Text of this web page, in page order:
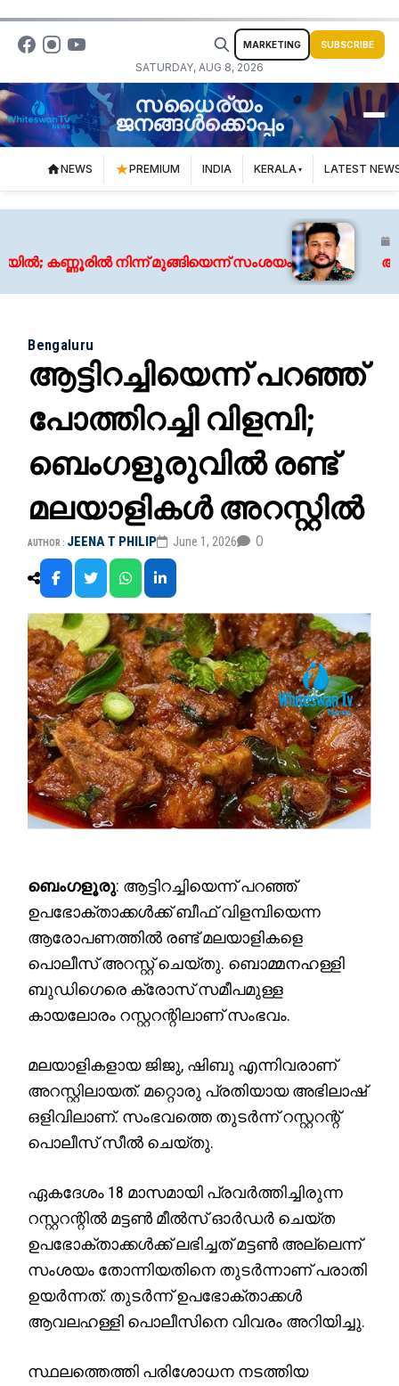
SATURDAY, AUG 8, 2026
MARKETING SUBSCRIBE
സധൈര്യം
ജനങ്ങൾക്കൊപ്പം
NEWS PREMIUM INDIA KERALA LATEST
നിന്ന് മുങ്ങിയെന്ന് സംശയം
Bengaluru
ആട്ടിറച്ചിയെന്ന് പറഞ്ഞ്
പോത്തിറച്ചി വിളമ്പി;
ബെംഗളൂരുവില്‍ രണ്ട്
മലയാളികള്‍ അറസ്റ്റില്‍
AUTHOR : JEENA T PHILIP June 1, 2026 0
ബെംഗളൂരു: ആട്ടിറച്ചിയെന്ന് പറഞ്ഞ്
ഉപഭോക്താക്കൾക്ക് ബീഫ് വിളമ്പിയെന്ന
ആരോപണത്തിൽ രണ്ട് മലയാളികളെ
പൊലീസ് അറസ്റ്റ് ചെയ്തു. ബൊമ്മനഹള്ളി
ബുഡിഗെരെ ക്രോസ് സമീപമുള്ള
കായലോരം റസ്റ്ററന്റിലാണ് സംഭവം.
മലയാളികളായ ജിജു, ഷിബു എന്നിവരാണ്
അറസ്റ്റിലായത്. മറ്റൊരു പ്രതിയായ അഭിലാഷ്
ഒളിവിലാണ്. സംഭവത്തെ തുടർന്ന് റസ്റ്ററന്റ്
പൊലീസ് സീൽ ചെയ്തു.
ഏകദേശം 18 മാസമായി പ്രവർത്തിച്ചിരുന്ന
റസ്റ്ററന്റിൽ മട്ടൺ മീൽസ് ഓർഡർ ചെയ്ത
ഉപഭോക്താക്കൾക്ക് ലഭിച്ചത് മട്ടൺ അല്ലെന്ന്
സംശയം തോന്നിയതിനെ തുടർന്നാണ് പരാതി
ഉയർന്നത്. തുടർന്ന് ഉപഭോക്താക്കൾ
ആവലഹള്ളി പൊലീസിനെ വിവരം അറിയിച്ചു.
സ്ഥലത്തെത്തി പരിശോധന നടത്തിയ